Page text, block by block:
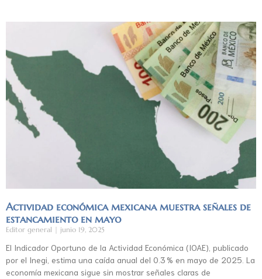
Actividad económica mexicana muestra señales de
estancamiento en mayo
Editor general junio 19, 2025
El Indicador Oportuno de la Actividad Económica (IOAE), publicado
por el Inegi, estima una caída anual del 0.3 % en mayo de 2025. La
economía mexicana sigue sin mostrar señales claras de